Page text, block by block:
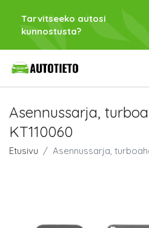
Tarvitseeko autosi
kunnostusta?
Asennussarja,
KT110060
Etusivu Asennussarja,